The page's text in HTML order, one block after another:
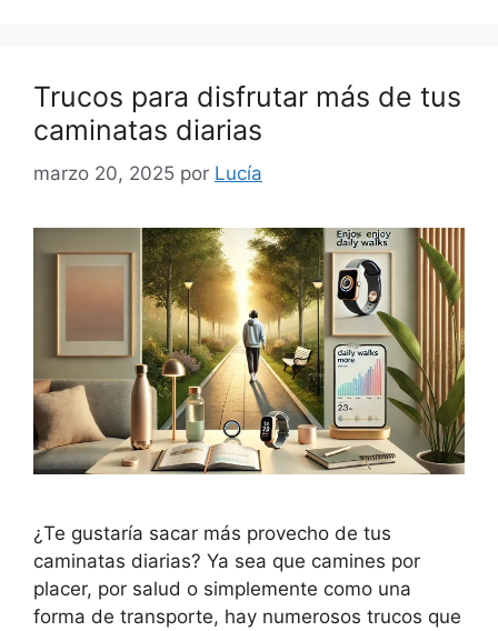
Trucos para disfrutar más de tus
caminatas diarias
marzo 20, 2025 por Lucía
¿Te gustaría sacar más provecho de tus
caminatas diarias? Ya sea que camines por
placer, por salud o simplemente como una
forma de transporte, hay numerosos trucos que